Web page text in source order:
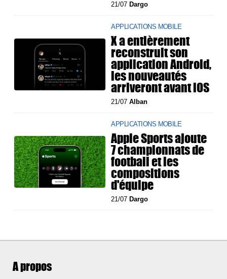
21/07 Dargo
APPLICATIONS MOBILE
X a entièrement
reconstruit son
application Android,
les nouveautés
arriveront avant iOS
21/07Alban
APPLICATIONS MOBILE
Apple Sports ajoute
7 championnats de
football et les
compositions
d'équipe
21/07 Dargo
A propos